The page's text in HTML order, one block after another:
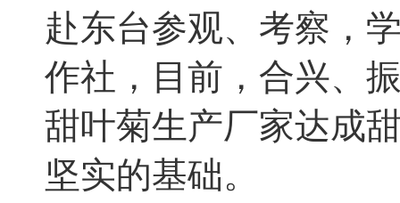
赴东台参观、考察 ，
作社 ， 目前，合兴、
甜叶菊生产厂家达成
坚实的基础。